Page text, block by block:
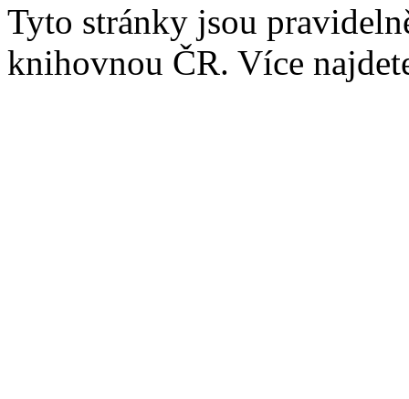
Tyto stránky jsou
knihovnou ČR. Více